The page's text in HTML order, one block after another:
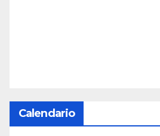
Calendario